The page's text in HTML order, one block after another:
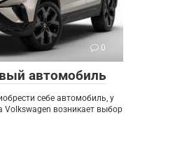
0
автомобиль
себе автомобиль, у
Volkswagen возникает выбор